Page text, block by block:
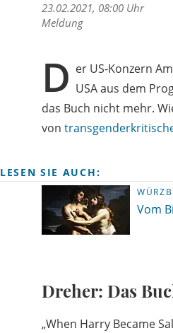
23.02.2021, 08:00 Uhr
Meldung
D er US-Konzern
USA aus dem
das Buch nicht mehr.
von
LESEN SIE AUCH:
Vom
Dreher: Das
„When Harry Became